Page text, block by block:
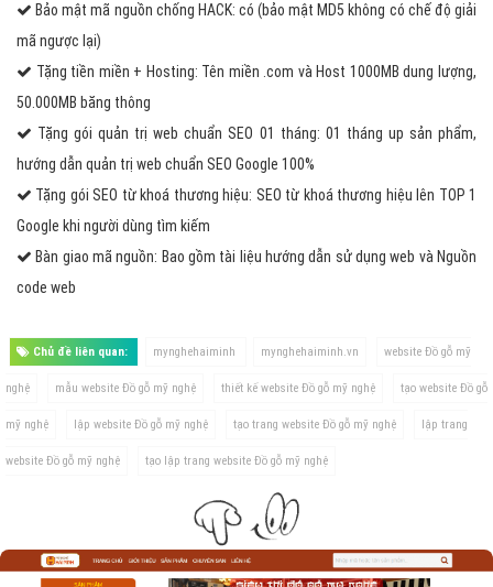
Bảo mật mã nguồn chống HACK: có (bảo mật MD5 không có chế độ giải
mã ngược lại)
Tặng tiền miền + Hosting: Tên miền .com và Host 1000MB dung lượng,
50.000MB băng thông
Tặng gói quản trị web chuẩn SEO 01 tháng: 01 tháng up sản phẩm,
hướng dẫn quản trị web chuẩn SEO Google 100%
Tặng gói SEO từ khoá thương hiệu: SEO từ khoá thương hiệu lên TOP 1
Google khi người dùng tìm kiếm
Bàn giao mã nguồn: Bao gồm tài liệu hướng dẫn sử dụng web và Nguồn
code web
Chủ đề liên quan: mynghehaiminh mynghehaiminh.vn website Đồ gỗ mỹ
nghệ mẫu website Đồ gỗ mỹ nghệ thiết kế website Đồ gỗ mỹ nghệ tạo website Đồ gỗ
mỹ nghệ lập website Đồ gỗ mỹ nghệ tạo trang website Đồ gỗ mỹ nghệ lập trang
website Đồ gỗ mỹ nghệ tạo lập trang website Đồ gỗ mỹ nghệ